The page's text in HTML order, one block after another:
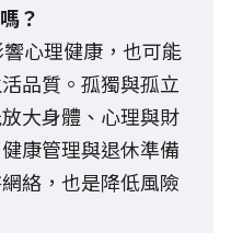
？
心理健康，也可能
品質。孤獨與孤立
大身體、心理與財
康管理與退休準備
絡，也是降低風險